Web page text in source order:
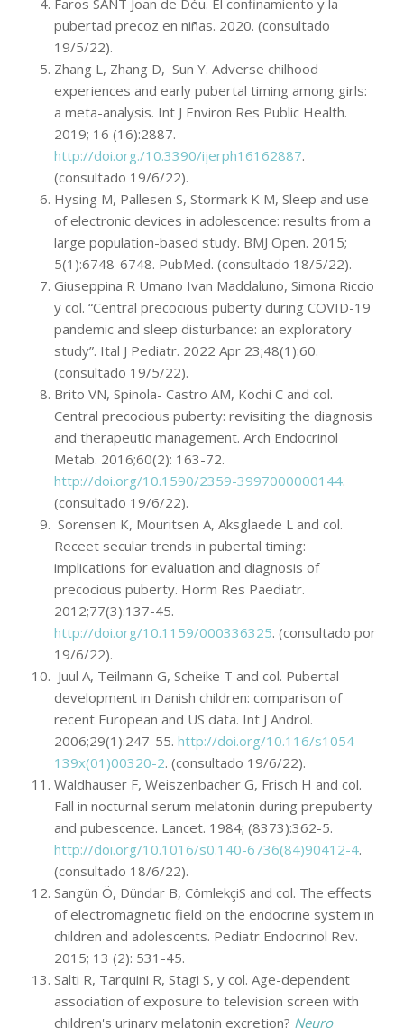
Faros SANT Joan de Déu. El confinamiento y la
pubertad precoz en niñas. 2020. (consultado
19/5/22).
Zhang L, Zhang D, Sun Y. Adverse chilhood
experiences and early pubertal timing among girls:
a meta-analysis. Int J Environ Res Public Health.
2019; 16 (16):2887.
http://doi.org./10.3390/ijerph16162887.
(consultado 19/6/22).
Hysing M, Pallesen S, Stormark K M, Sleep and use
of electronic devices in adolescence: results from a
large population-based study. BMJ Open. 2015;
5(1):6748-6748. PubMed. (consultado 18/5/22).
Giuseppina R Umano Ivan Maddaluno, Simona Riccio
y col. “Central precocious puberty during COVID-19
pandemic and sleep disturbance: an exploratory
study”. Ital J Pediatr. 2022 Apr 23;48(1):60.
(consultado 19/5/22).
Brito VN, Spinola- Castro AM, Kochi C and col.
Central precocious puberty: revisiting the diagnosis
and therapeutic management. Arch Endocrinol
Metab. 2016;60(2): 163-72.
http://doi.org/10.1590/2359-3997000000144.
(consultado 19/6/22).
Sorensen K, Mouritsen A, Aksglaede L and col.
Receet secular trends in pubertal timing:
implications for evaluation and diagnosis of
precocious puberty. Horm Res Paediatr.
2012;77(3):137-45.
http://doi.org/10.1159/000336325. (consultado por
19/6/22).
Juul A, Teilmann G, Scheike T and col. Pubertal
development in Danish children: comparison of
recent European and US data. Int J Androl.
2006;29(1):247-55. http://doi.org/10.116/s1054-
139x(01)00320-2. (consultado 19/6/22).
Waldhauser F, Weiszenbacher G, Frisch H and col.
Fall in nocturnal serum melatonin during prepuberty
and pubescence. Lancet. 1984; (8373):362-5.
http://doi.org/10.1016/s0.140-6736(84)90412-4.
(consultado 18/6/22).
Sangün Ö, Dündar B, CömlekçiS and col. The effects
of electromagnetic field on the endocrine system in
children and adolescents. Pediatr Endocrinol Rev.
2015; 13 (2): 531-45.
Salti R, Tarquini R, Stagi S, y col. Age-dependent
association of exposure to television screen with
children's urinary melatonin excretion? Neuro